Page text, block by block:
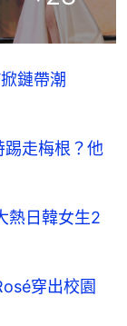
掀鏈帶潮
走梅根？他
熱日韓女生2
穿出校園